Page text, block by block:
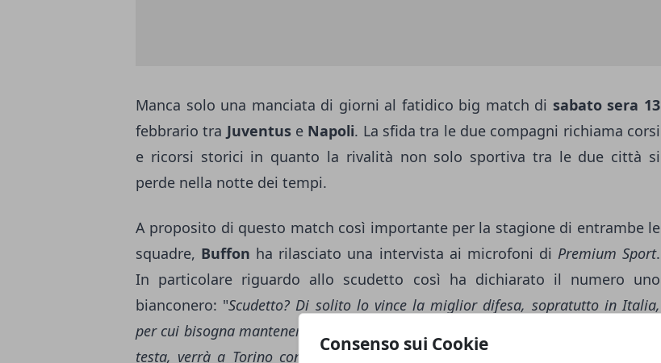
Consenso sui Cookie
Manca solo una manciata di giorni al fatidico big match di sabato sera 13
febbrario tra Juventuse Napoli. La sfida tra le due compagni richiama corsi
e ricorsi storici in quanto la rivalità non solo sportiva tra le due città si
perde nella notte dei tempi.
A proposito di questo match così importante per la stagione di entrambe le
squadre, Buffon ha rilasciato una intervista ai microfoni di Premium Sport.
In particolare riguardo allo scudetto così ha dichiarato il numero uno
bianconero: "Scudetto? Di solito lo vince la miglior difesa, sopratutto in Italia,
per cui bisogna mantenere questa tradizione: fin qui il Napoli è meritatamente in
testa, verrà a Torino con grande entusiasmo e col desiderio di dimostrare sul